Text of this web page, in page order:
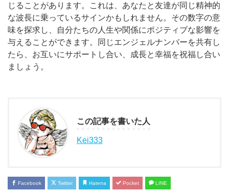
じることがあります。これは、あなたと友達が同じ精神的
な波長に乗っているサインかもしれません。その数字の意
味を探求し、自分たちの人生や関係にポジティブな影響を
与えることができます。同じエンジェルナンバーを共有し
たら、お互いにサポートし合い、成長と幸福を祝福し合い
ましょう。
この記事を書いた人
Kei333
Facebook Twitter Hatena Pocket LINE